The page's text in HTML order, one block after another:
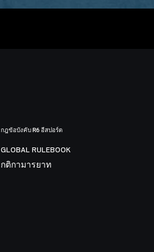
กฎข้อบังคับ R6 อีสปอร์ต
GLOBAL RULEBOOK
กติกามารยาท